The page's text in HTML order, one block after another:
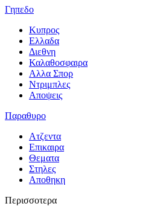
Γηπεδο
Κυπρος
Ελλαδα
Διεθνη
Καλαθοσφαιρα
Αλλα Σπορ
Ντριμπλες
Αποψεις
Παραθυρο
Ατζεντα
Επικαιρα
Θεματα
Στηλες
Αποθηκη
Περισσοτερα